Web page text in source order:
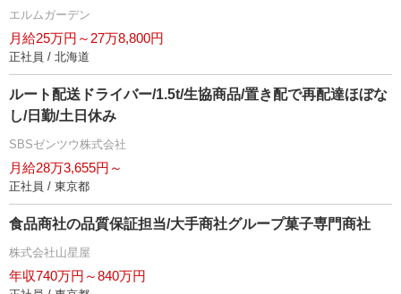
エルムガーデン
月給25万円～27万8,800円
正社員 / 北海道
ルート配送ドライバー/1.5t/生協商品/置き配で再配達ほぼな
し/日勤/土日休み
SBSゼンツウ株式会社
月給28万3,655円～
正社員 / 東京都
食品商社の品質保証担当/大手商社グループ菓子専門商社
株式会社山星屋
年収740万円～840万円